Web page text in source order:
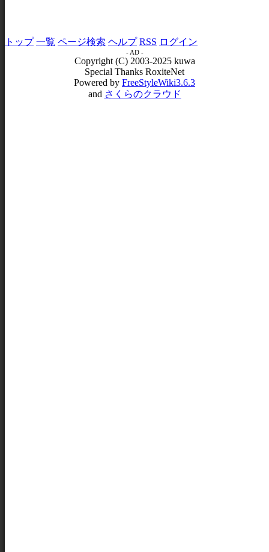
トップ 一覧 ページ検索 ヘルプ RSS ログイン
- AD -
Copyright (C) 2003-2025 kuwa
Special Thanks RoxiteNet
Powered by FreeStyleWiki3.6.3
and さくらのクラウド